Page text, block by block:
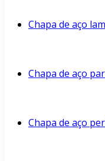
Chapa de aço
Chapa de aço
Chapa de aço